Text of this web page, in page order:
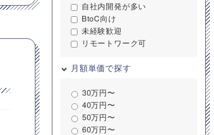
自社内開発が多い
BtoC向け
未経験歓迎
リモートワーク可
月額単価で探す
30万円〜
40万円〜
50万円〜
60万円〜